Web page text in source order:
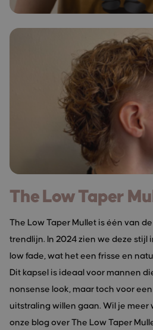
The Low Taper
The Low Taper Mullet is één van
trendlijn. In 2024 zien we deze stijl
low fade, wat het een frisse en
Dit kapsel is ideaal voor mannen
nonsense look, maar toch voor
uitstraling willen gaan. Wil je meer
onze blog over The Low Taper